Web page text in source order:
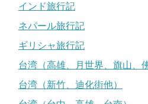
インド旅行記
ネパール旅行記
ギリシャ旅行記
台湾（高雄、月世界、旗山、
台湾（新竹、迪化街他）